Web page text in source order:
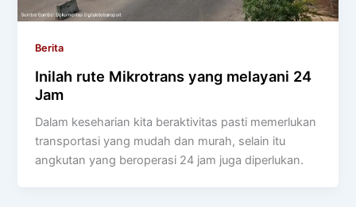
Berita
Inilah rute Mikrotrans yang melayani 24
Jam
Dalam keseharian kita beraktivitas pasti memerlukan
transportasi yang mudah dan murah, selain itu
angkutan yang beroperasi 24 jam juga diperlukan.